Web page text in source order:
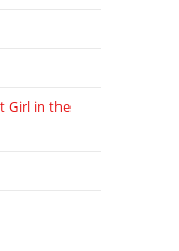
Girl in the